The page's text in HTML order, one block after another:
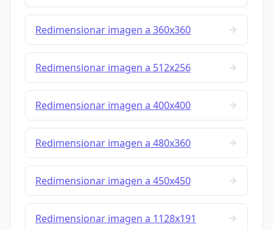
Redimensionar imagen a 360x360
Redimensionar imagen a 512x256
Redimensionar imagen a 400x400
Redimensionar imagen a 480x360
Redimensionar imagen a 450x450
Redimensionar imagen a 1128x191